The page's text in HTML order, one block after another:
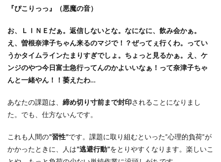
『ぴこりっっ』（悪魔の音）
お、ＬＩＮＥだぁ。返信しないとな。なになに、飲み会かぁ。
え、曽根奈津子ちゃん来るのマジで！？ぜってぇ行くわ。ってい
うかタイムラインたまりすぎでしょ。ちょっと見るかぁ。え、ケ
ンジのやつ今日富士急行ってんのかよいいなぁ！って奈津子ちゃ
んと一緒やん！！萎えたわ…
あなたの課題は、 締め切り寸前まで封印されることになりまし
た。でも、仕方ないんです。
これも 人間の”習性”です。課題に取り組むといった”心理的負荷”が
かかったときに、人は”逃避行動”をとりやすくなります。楽しいこ